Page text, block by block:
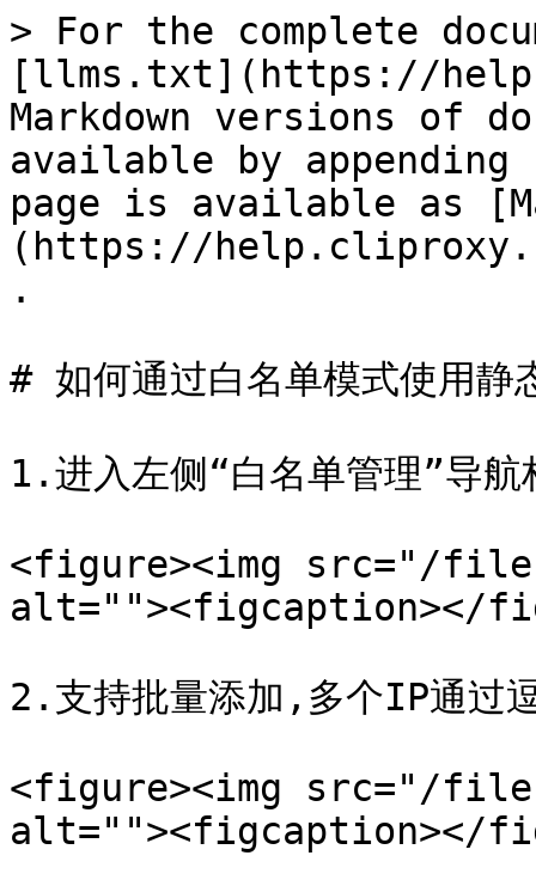
> For the complete
[llms.txt](https://
Markdown versions of
available by
page is available as
(https://
.
# 如何通过白名单模式使用静
1.进入左侧“白名单管理”导航
<figure><img src="/files/
alt=""><figcaption></
2.支持批量添加,多个IP通过
<figure><img src="/files/
alt=""><figcaption></